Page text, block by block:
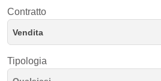
Contratto
Vendita
Tipologia